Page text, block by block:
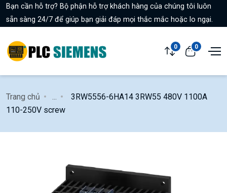
Bạn cần hỗ trợ? Bộ phận hỗ trợ khách hàng của chúng tôi luôn
sẵn sàng 24/7 để giúp bạn giải đáp mọi thắc mắc hoặc lo ngại.
0 0
Trang chủ
3RW5556-6HA14 3RW55 480V 1100A
110-250V screw